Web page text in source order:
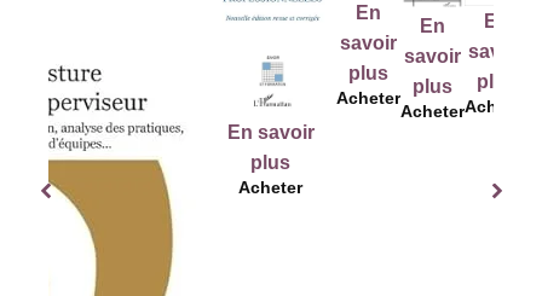
En savoir
Acheter
En
plus
Acheter
En
savoir
plus
En
savoir
plus
Acheter
savoir
plus
Acheter